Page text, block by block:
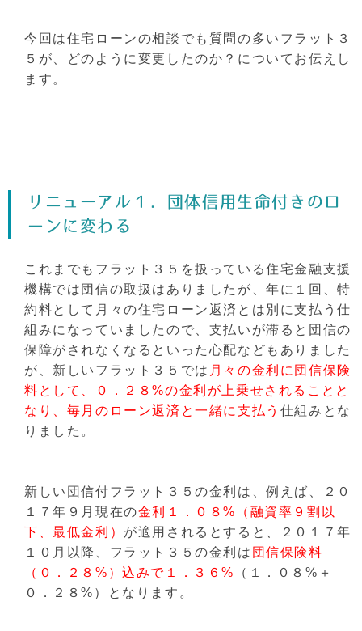
今回は住宅ローンの相談でも質問の多いフラット３
５が、どのように変更したのか？についてお伝えし
ます。
リニューアル１．団体信用生命付きのロ
ーンに変わる
これまでもフラット３５を扱っている住宅金融支援
機構では団信の取扱はありましたが、年に１回、特
約料として月々の住宅ローン返済とは別に支払う仕
組みになっていましたので、支払いが滞ると団信の
保障がされなくなるといった心配などもありました
が、新しいフラット３５では 月々の金利に団信保険
料として、０．２８%の金利が上乗せされることと
なり、毎月のローン返済と一緒に支払う 仕組みとな
りました。
新しい団信付フラット３５の金利は、例えば、２０
１７年９月現在の金利１．０８%（融資率９割以
下、最低金利） が適用されるとすると、２０１７年
１０月以降、フラット３５の金利は 団信保険料
（０．２８%）込みで１．３６%
（１．０８%＋
０．２８%）となります。